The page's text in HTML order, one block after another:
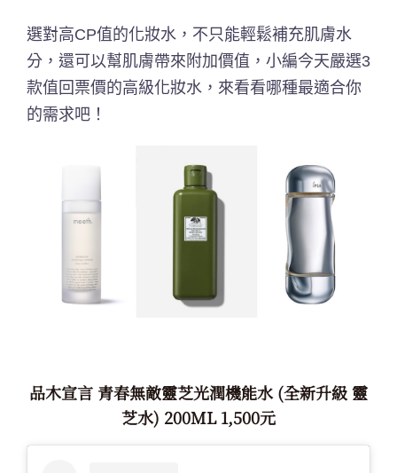
選對高CP值的化妝水，不只能輕鬆補充肌膚水
分，還可以幫肌膚帶來附加價值，小編今天嚴選3
款值回票價的高級化妝水，來看看哪種最適合你
的需求吧！
品木宣言 青春無敵靈芝光潤機能水 (全新升級 靈
芝水) 200ML 1,500元